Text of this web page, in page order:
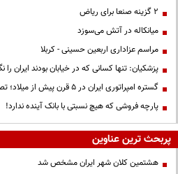
۲ گزینه صنعا برای ریاض
میانکاله در آتش می‌سوزد
مراسم عزاداری اربعین حسینی - کربلا
پزشکیان: تنها کسانی که در خیابان بودند ایران
گستره امپراتوری ایران در ۵ قرن پیش از میلاد؛ تصویری از ایران ۲۵ قرن پیش
پارچه فروشی که هیچ نسبتی با بانک آینده ندارد!
پربحث ترین عناوین
هشتمین کلان شهر ایران مشخص شد